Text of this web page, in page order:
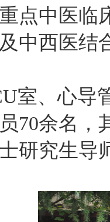
点中医临
中西医结
、心导
70余名，
研究生导